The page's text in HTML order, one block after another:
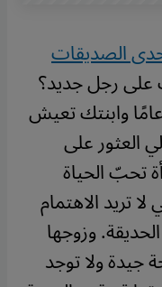
الصديقات
على رجل جديد؟
وابنتك تعيش
العثور على
تحبّ الحياة
تريد الاهتمام
وزوجها
جيدة ولا توجد